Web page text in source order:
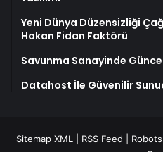
Yeni Dünya Düzensizliği
Hakan Fidan Faktörü
Savunma Sanayinde
Datahost İle Güvenilir
Sitemap XML RSS Feed Robots